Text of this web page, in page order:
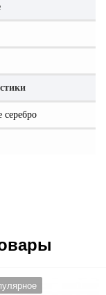
серебро